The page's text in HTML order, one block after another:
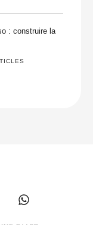
: construire la